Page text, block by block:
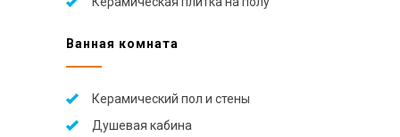
Ванная комната
Керамический пол и стены
Душевая кабина